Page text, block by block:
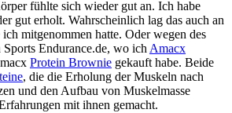
fühlte sich wieder gut an. Ich habe
gut erholt. Wahrscheinlich lag das auch an
mitgenommen hatte. Oder wegen des
Endurance.de, wo ich Amacx
Protein Brownie gekauft habe. Beide
, die die Erholung der Muskeln nach
und den Aufbau von Muskelmasse
mit ihnen gemacht.